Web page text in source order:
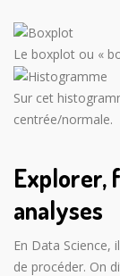
Le boxplot ou «
Sur cet
centrée/normale.
Explorer,
analyses
En Data Science,
de procéder. On